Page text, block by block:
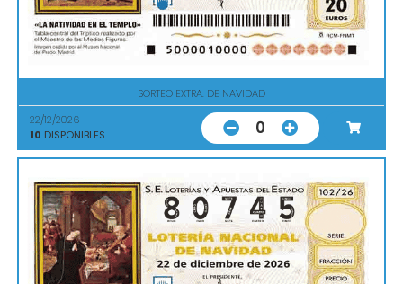
SORTEO EXTRA. DE NAVIDAD
22/12/2026
10 DISPONIBLES 0